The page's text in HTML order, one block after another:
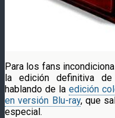
Para los fans
la edición definitiva
hablando de la edición
en versión Blu-ray, que
especial.